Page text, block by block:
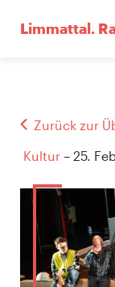
Limmattal.
Zurück zur
Kultur – 25.